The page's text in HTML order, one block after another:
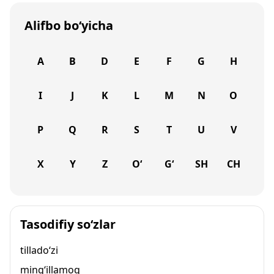
Alifbo bo‘yicha
A B D E F G H
I J K L M N O
P Q R S T U V
X Y Z O‘ G‘ SH CH
Tasodifiy so‘zlar
tillado‘zi
ming‘illamoq